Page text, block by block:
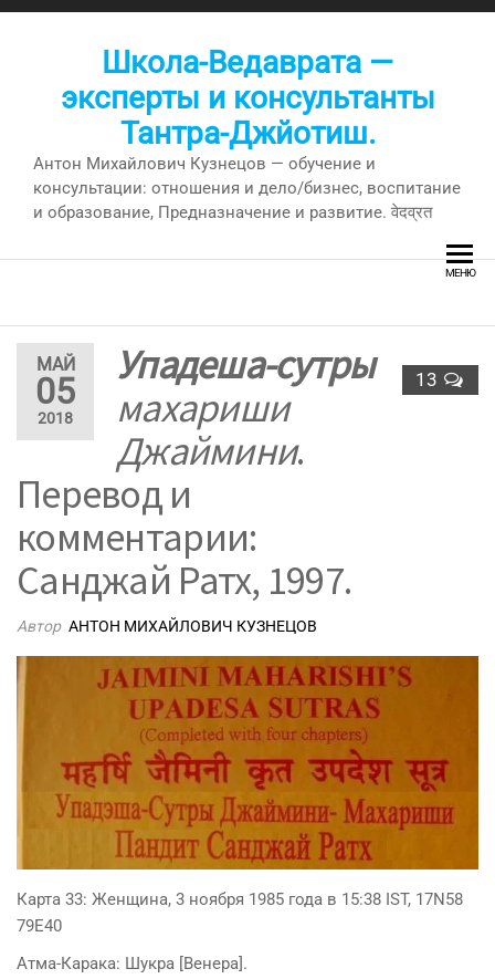
Перейти
Школа-Ведаврата —
эксперты и консультанты
Тантра-Джйотиш.
Антон Михайлович Кузнецов — обучение и
консультации: отношения и дело/бизнес, воспитание
и образование, Предназначение и развитие. वेदव्रत
МЕНЮ
МАЙ
05
2018
13
Упадеша-сутры
махариши
Джаймини.
Перевод и
комментарии:
Санджай Ратх, 1997.
Автор АНТОН МИХАЙЛОВИЧ КУЗНЕЦОВ
Карта 33: Женщина, 3 ноября 1985 года в 15:38 IST, 17N58
79E40
Атма-Карака: Шукра [Венера].